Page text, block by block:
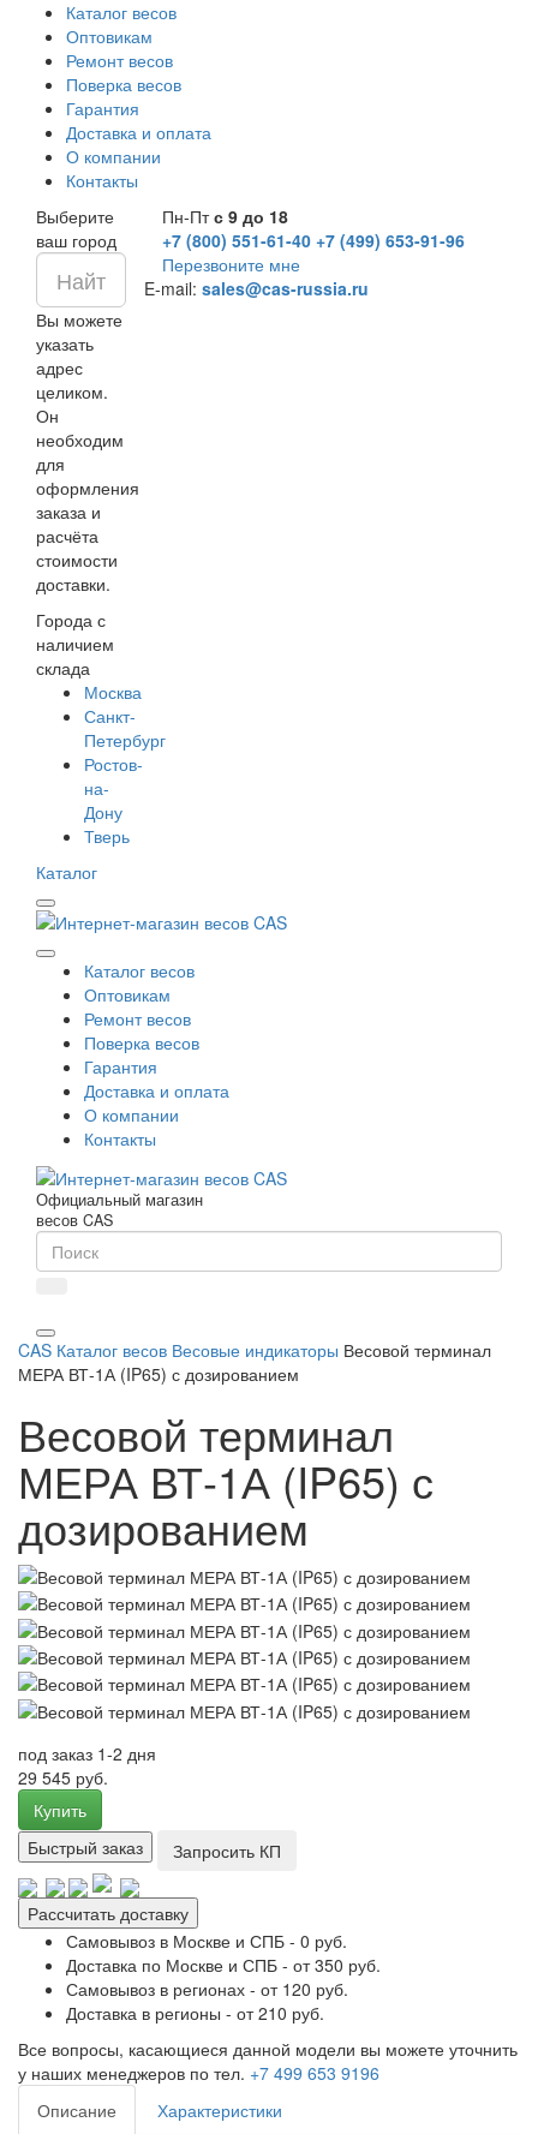
Каталог весов
Оптовикам
Ремонт весов
Поверка весов
Гарантия
Доставка и оплата
О компании
Контакты
Выберите
ваш город
Вы можете
указать
адрес
целиком.
Он
необходим
для
оформления
заказа и
расчёта
стоимости
доставки.
Города с
наличием
склада
Москва
Санкт-
Петербург
Ростов-
на-
Дону
Тверь
Пн-Птс 9 до 18
+7 (800) 551-61-40 +7 (499) 653-91-96
Перезвоните мне
E-mail: sales@cas-russia.ru
Каталог
Каталог весов
Оптовикам
Ремонт весов
Поверка весов
Гарантия
Доставка и оплата
О компании
Контакты
Официальный магазин
весов CAS
CAS Каталог весов Весовые индикаторы Весовой терминал
МЕРА ВТ-1А (IP65) с дозированием
Весовой терминал
МЕРА ВТ-1А (IP65) с
дозированием
под заказ 1-2 дня
29 545 руб.
Купить
Быстрый заказ
Запросить КП
Рассчитать доставку
Самовывоз в Москве и СПБ - 0 руб.
Доставка по Москве и СПБ - от 350 руб.
Самовывоз в регионах - от 120 руб.
Доставка в регионы - от 210 руб.
Все вопросы, касающиеся данной модели вы можете уточнить
у наших менеджеров по тел. +7 499 653 9196
Описание
Характеристики